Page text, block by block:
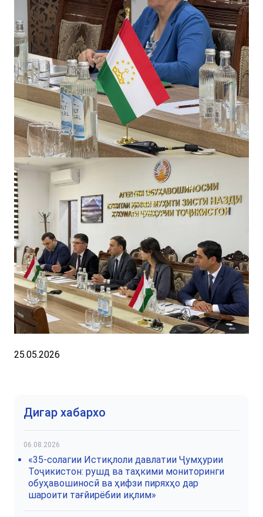
25.05.2026
Дигар хабархо
06.08.2026
«35-солагии Истиқлоли давлатии Ҷумҳурии
Тоҷикистон: рушд ва таҳкими мониторинги
обуҳавошиносӣ ва ҳифзи пиряхҳо дар
шароити тағйирёбии иқлим»